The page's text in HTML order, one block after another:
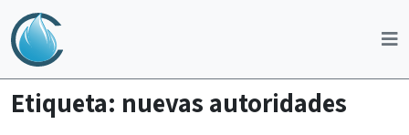
Etiqueta: nuevas autoridades